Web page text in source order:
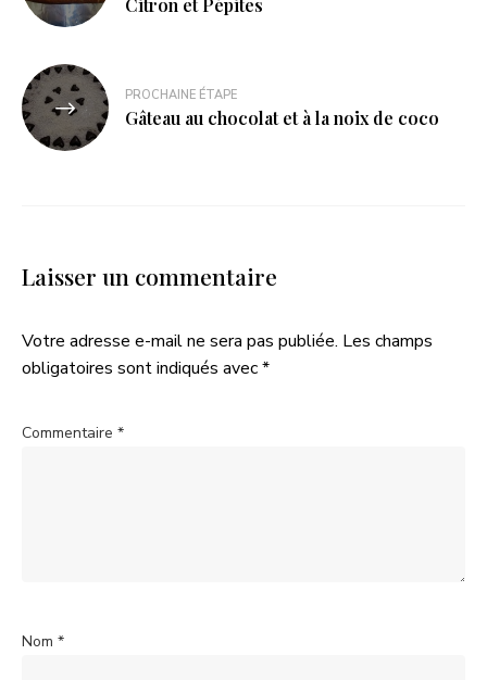
Citron et Pépites
PROCHAINE ÉTAPE
Gâteau au chocolat et à la noix de coco
Laisser un commentaire
Votre adresse e-mail ne sera pas publiée. Les champs
obligatoires sont indiqués avec*
Commentaire *
Nom *